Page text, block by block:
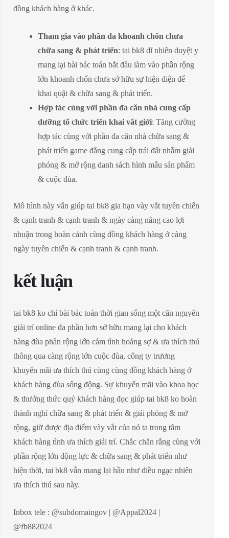
đồng khách hàng ở khác.
Tham gia vào phần đa khoanh chốn chưa
chữa sang & phát triển: tai bk8 dĩ nhiên duyệt y
mang lại bài bác toán bắt đầu làm vào phần rộng
lớn khoanh chốn chưa sở hữu sự hiện diện để
khai quật & chữa sang & phát triển.
Hợp tác cùng với phần đa căn nhà cung cấp
dưỡng tổ chức triển khai vắt giới: Tăng cường
hợp tác cùng với phần đa căn nhà chữa sang &
phát triển game đẳng cung cấp trái đất nhằm giải
phóng & mở rộng danh sách hình mẫu sản phẩm
& cuộc đùa.
Mô hình này vẫn giúp tai bk8 gia hạn vày vắt tuyên chiến
& cạnh tranh & cạnh tranh & ngày càng nâng cao lợi
nhuận trong hoàn cảnh cùng đồng khách hàng ở càng
ngày tuyên chiến & cạnh tranh & cạnh tranh.
kết luận
tai bk8 ko chỉ bài bác toán thời gian sống một căn nguyên
giải trí online đa phần hơn sở hữu mang lại cho khách
hàng đùa phần rộng lớn cảm tình hoảng sợ & ưa thích thú
thông qua càng rộng lớn cuộc đùa, công ty trương
khuyến mãi ưa thích thú cùng cùng đồng khách hàng ở
khách hàng đùa sống động. Sự khuyến mãi vào khoa học
& thưởng thức quý khách hàng đọc giúp tai bk8 ko hoàn
thành nghỉ chữa sang & phát triển & giải phóng & mở
rộng, giữ được địa điểm vày vắt của nó ta trong tâm
khách hàng tình ưa thích giải trí. Chắc chắn rằng cùng với
phần rộng lớn động lực & chữa sang & phát triển như
hiện thời, tai bk8 vẫn mang lại hầu như điều ngạc nhiên
ưa thích thú sau này.
Inbox tele : @subdomaingov | @Appal2024 |
@fb882024